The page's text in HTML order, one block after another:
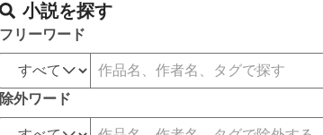
小説を探す
フリーワード
除外ワード